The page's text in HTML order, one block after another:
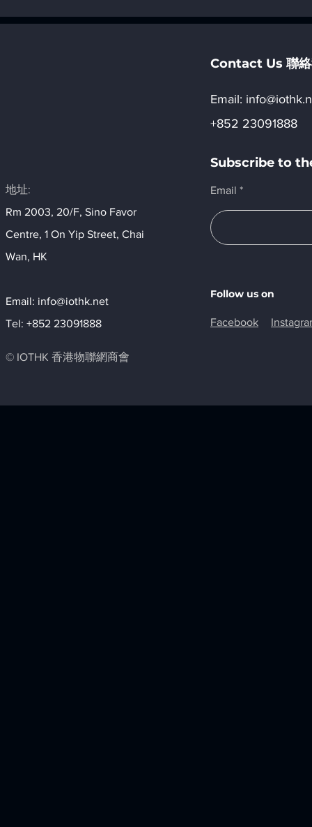
略 _ 「八, AI 地域發展」
算力發展策略 _ 「八, AI
地址:
Rm 2003, 20/F, Sino Favor
Centre, 1 On Yip Street, Chai
Wan, HK​
Email: info@iothk.net
Tel: +852 23091888
© IOTHK 香港物聯網商會
Contact Us 聯
Email:​
+852 23091888
Subscribe to
Email
Follow us on
Facebook